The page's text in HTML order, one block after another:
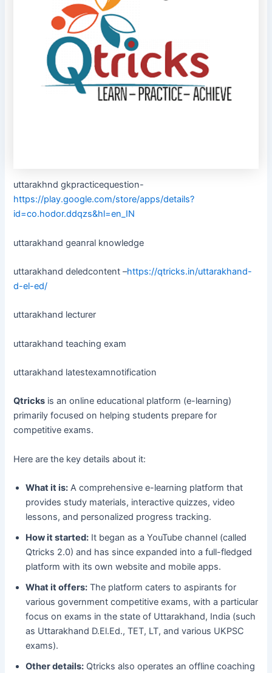
uttarakhnd gkpracticequestion-
https://play.google.com/store/apps/details?
id=co.hodor.ddqzs&hl=en_IN
uttarakhand geanral knowledge
uttarakhand deledcontent –https://qtricks.in/uttarakhand-
d-el-ed/
uttarakhand lecturer
uttarakhand teaching exam
uttarakhand latestexamnotification
Qtricks is an online educational platform (e-learning)
primarily focused on helping students prepare for
competitive exams.
Here are the key details about it:
What it is: A comprehensive e-learning platform that
provides study materials, interactive quizzes, video
lessons, and personalized progress tracking.
How it started: It began as a YouTube channel (called
Qtricks 2.0) and has since expanded into a full-fledged
platform with its own website and mobile apps.
What it offers: The platform caters to aspirants for
various government competitive exams, with a particular
focus on exams in the state of Uttarakhand, India (such
as Uttarakhand D.El.Ed., TET, LT, and various UKPSC
exams).
Other details: Qtricks also operates an offline coaching